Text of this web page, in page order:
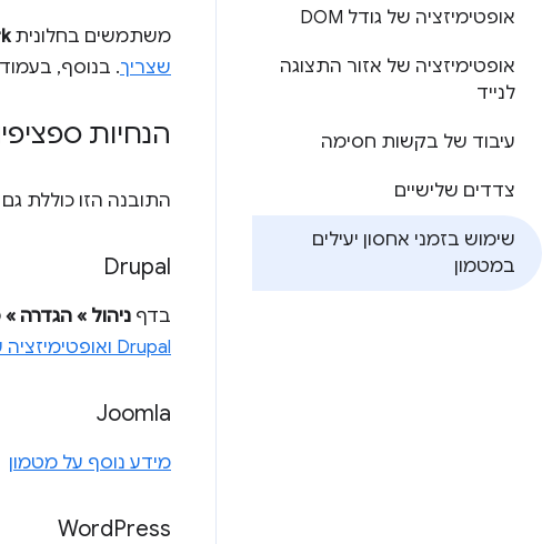
אופטימיזציה של גודל DOM
אופטימיזציה של אזור התצוגה
לנייד
עיבוד של בקשות חסימה
צדדים שלישיים
שימוש בזמני אחסון יעילים
במטמון
משתמשים בחלונית
שצריך. בנוסף,
הנחיות
התובנה הזו כוללת
Drupal
בדף ניהול » הגדרה »
Drupal ואופטימיזציה של ביצועים
Joomla
מידע נוסף על מטמון
WordPress